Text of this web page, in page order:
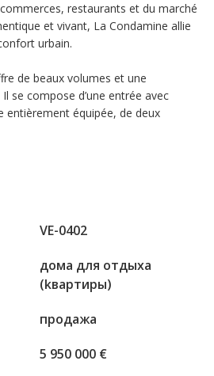
restaurants et du marché
et vivant, La Condamine allie
urbain.
de beaux volumes et une
se compose d’une entrée avec
entièrement équipée, de deux
de bains et une terrasse qui prolonge
VE-0402
домa для отдыха
(kвартиры)
продажа
5 950 000 €